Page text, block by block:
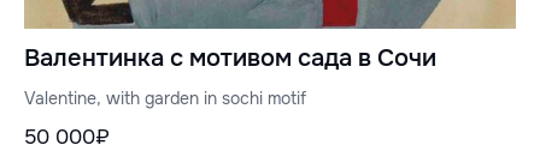
Валентинка с мотивом сада в Сочи
Valentine, with garden in sochi motif
50 000₽